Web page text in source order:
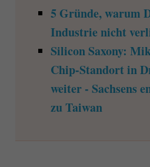
5 Gründe, warum
Industrie nicht
Silicon Saxony:
Chip-Standort in
weiter - Sachsens
zu Taiwan